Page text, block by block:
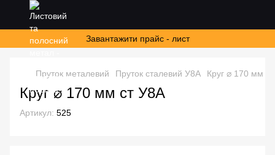
Завантажити прайс - лист
Пруток металевий Пруток сталевий У8А Круг ⌀ 170 мм
Круг ⌀ 170 мм ст У8А
Артикул: 525